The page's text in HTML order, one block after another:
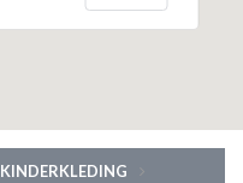
KINDERKLEDING